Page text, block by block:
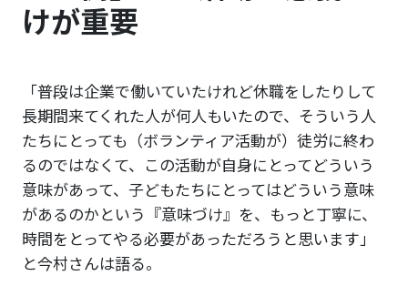
けが重要
「普段は企業で働いていたけれど休職をしたりして
長期間来てくれた人が何人もいたので、そういう人
たちにとっても（ボランティア活動が）徒労に終わ
るのではなくて、この活動が自身にとってどういう
意味があって、子どもたちにとってはどういう意味
があるのかという『意味づけ』を、もっと丁寧に、
時間をとってやる必要があっただろうと思います」
と今村さんは語る。